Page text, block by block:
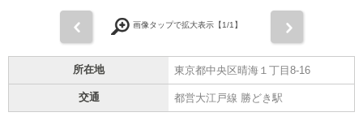
画像タップで拡大表示【1/1】
所在地 東京都中央区晴海１丁目8-16
交通 都営大江戸線 勝どき駅